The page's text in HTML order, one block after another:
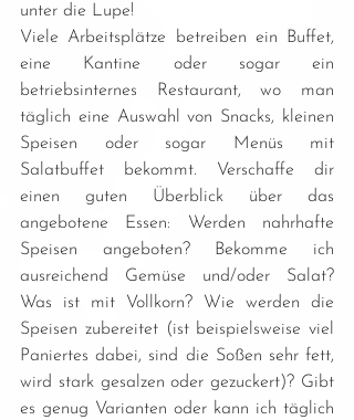
unter die Lupe!
Viele Arbeitsplätze betreiben ein Buffet,
eine Kantine oder sogar ein
betriebsinternes Restaurant, wo man
täglich eine Auswahl von Snacks, kleinen
Speisen oder sogar Menüs mit
Salatbuffet bekommt. Verschaffe dir
einen guten Überblick über das
angebotene Essen: Werden nahrhafte
Speisen angeboten? Bekomme ich
ausreichend Gemüse und/oder Salat?
Was ist mit Vollkorn? Wie werden die
Speisen zubereitet (ist beispielsweise viel
Paniertes dabei, sind die Soßen sehr fett,
wird stark gesalzen oder gezuckert)? Gibt
es genug Varianten oder kann ich täglich